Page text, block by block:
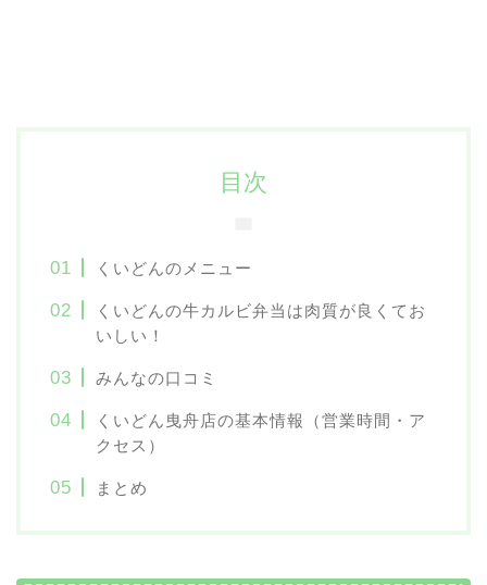
目次
くいどんのメニュー
くいどんの牛カルビ弁当は肉質が良くてお
いしい！
みんなの口コミ
くいどん曳舟店の基本情報（営業時間・ア
クセス）
まとめ